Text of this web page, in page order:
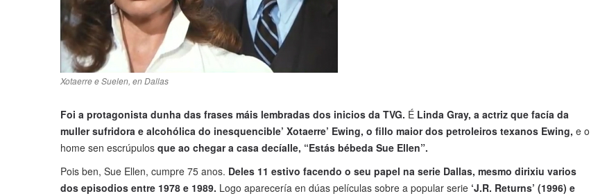
Xotaerre e Suelen, en Dallas
Foi a protagonista dunha das frases máis lembradas dos inicios da TVG. É Linda Gray, a actriz que facía da
muller sufridora e alcohólica do inesquencible’ Xotaerre’ Ewing, o fillo maior dos petroleiros texanos Ewing, e o
home sen escrúpulos que ao chegar a casa decíalle, “Estás bébeda Sue Ellen”.
Pois ben, Sue Ellen, cumpre 75 anos. Deles 11 estivo facendo o seu papel na serie Dallas, mesmo dirixiu varios
dos episodios entre 1978 e 1989. Logo aparecería en dúas películas sobre a popular serie ‘J.R. Returns’ (1996) e